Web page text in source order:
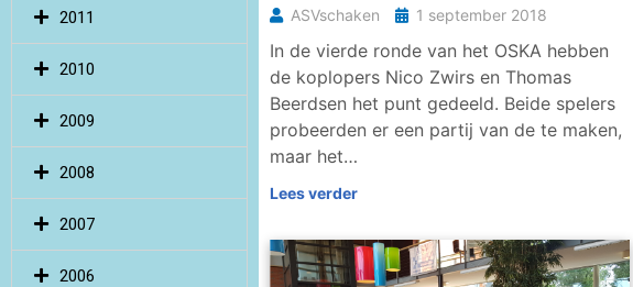
2011
2010
2009
2008
2007
2006
ASVschaken 1 september 2018
In de vierde ronde van het OSKA hebben
de koplopers Nico Zwirs en Thomas
Beerdsen het punt gedeeld. Beide spelers
probeerden er een partij van de te maken,
maar het…
Lees verder